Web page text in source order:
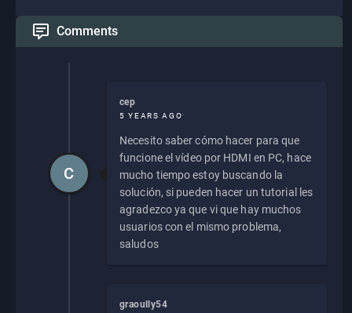
Comments
cep
5 YEARS AGO
Necesito saber cómo hacer para que
funcione el vídeo por HDMI en PC, hace
mucho tiempo estoy buscando la
solución, si pueden hacer un tutorial les
agradezco ya que vi que hay muchos
usuarios con el mismo problema,
saludos
C
graoully54